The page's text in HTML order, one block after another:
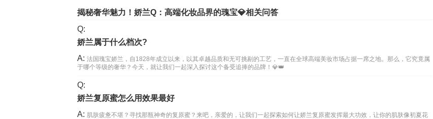
揭秘奢华魅力！娇兰Q：高端化妆品界的瑰宝💎相关问答
Q:
娇兰属于什么档次?
A: 法国瑰宝娇兰，自1828年成立以来，以其卓越品质和无可挑剔的工艺，一直在全球高端美妆市场占据一席之地。那么，它究竟属
于哪个等级的奢华？今天，就让我们一起深入探讨这个备受追捧的品牌！💎👑
Q:
娇兰复原蜜怎么用效果最好
A: 肌肤疲惫不堪？寻找那瓶神奇的复原蜜？来吧，亲爱的，让我们一起探索如何让娇兰复原蜜发挥最大功效，让你的肌肤像初夏花